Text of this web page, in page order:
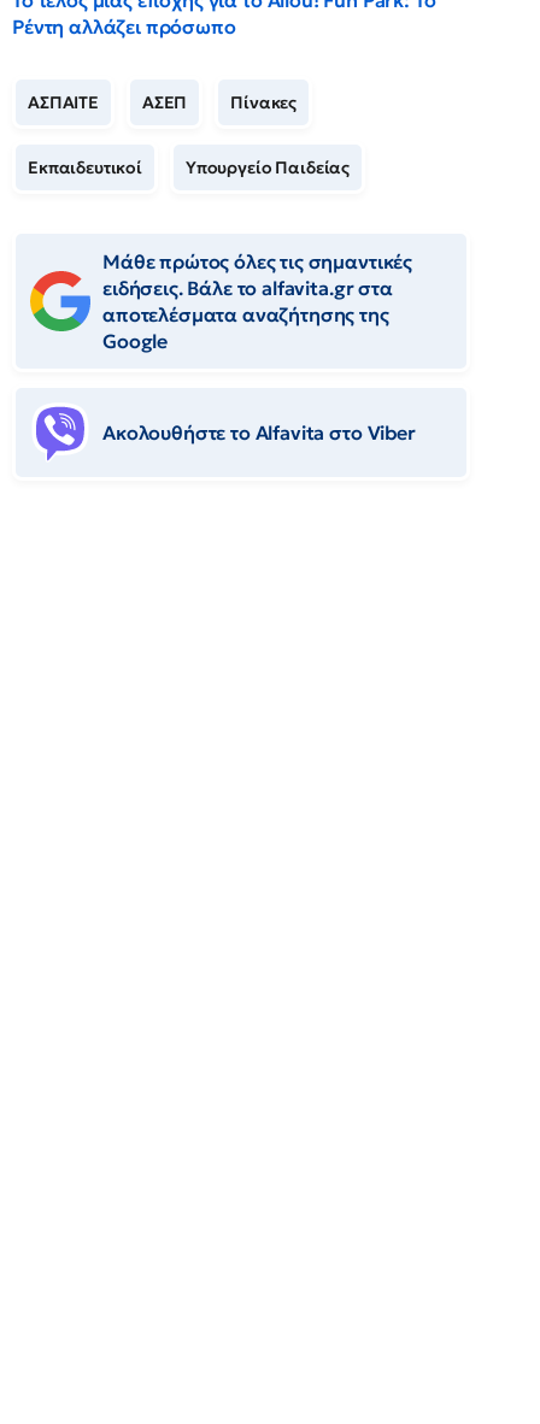
Ρέντη αλλάζει πρόσωπο
ΑΣΠΑΙΤΕ ΑΣΕΠ Πίνακες
Εκπαιδευτικοί Υπουργείο Παιδείας
Μάθε πρώτος όλες τις σημαντικές
ειδήσεις. Βάλε το alfavita.gr στα
αποτελέσματα αναζήτησης της
Google
Ακολουθήστε το Αlfavita στο Viber